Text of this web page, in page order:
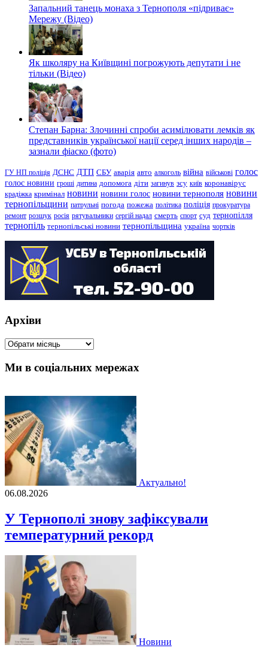
Запальний танець монаха з Тернополя «підриває»
Мережу (Відео)
Як школяру на Київщині погрожують депутати і не
тільки (Відео)
Степан Барна: Злочинні спроби асимілювати лемків як
представників української нації серед інших народів –
зазнали фіаско (фото)
ГУ НП поліція ДСНС ДТП СБУ аварія авто алкоголь війна військові голос
голос новини гроші дитина допомога діти загинув зсу київ коронавірус
крадіжка кримінал новини новини голос новини тернополя новини
тернопільщини патрульні погода пожежа політика поліція прокуратура
ремонт розшук росія рятувальники сергій надал смерть спорт суд тернопілля
тернопіль тернопільські новини тернопільщина україна чортків
Архіви
Архіви
Ми в соціальних мережах
Актуально!
06.08.2026
У Тернополі знову зафіксували
температурний рекорд
Новини